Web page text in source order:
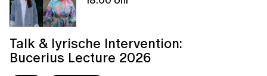
Talk & lyrische Intervention:
Bucerius Lecture 2026